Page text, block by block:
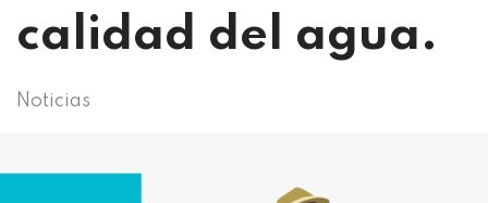
calidad del agua.
Noticias